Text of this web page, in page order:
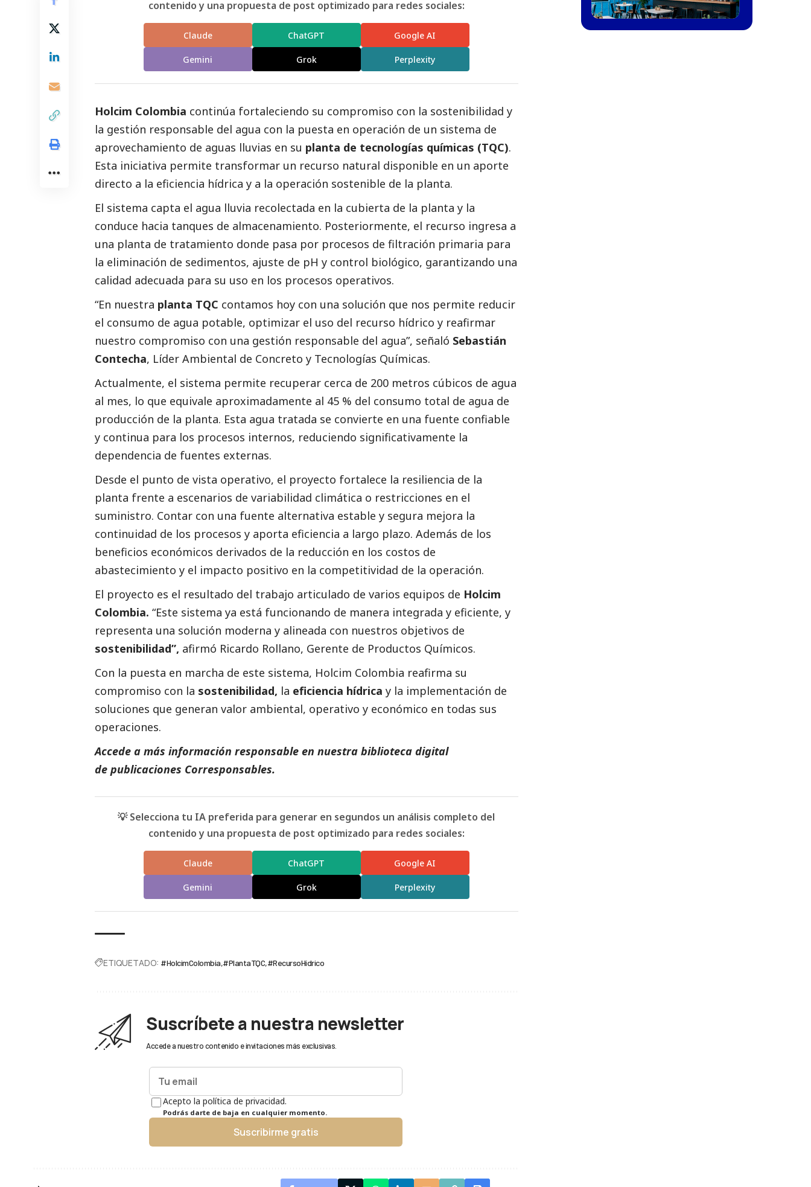
contenido y una propuesta de post optimizado para redes sociales:
Claude ChatGPT Google AI
Gemini Grok Perplexity
Holcim Colombia continúa fortaleciendo su compromiso con la sostenibilidad y
la gestión responsable del agua con la puesta en operación de un sistema de
aprovechamiento de aguas lluvias en su planta de tecnologías químicas (TQC).
Esta iniciativa permite transformar un recurso natural disponible en un aporte
directo a la eficiencia hídrica y a la operación sostenible de la planta.
El sistema capta el agua lluvia recolectada en la cubierta de la planta y la
conduce hacia tanques de almacenamiento. Posteriormente, el recurso ingresa a
una planta de tratamiento donde pasa por procesos de filtración primaria para
la eliminación de sedimentos, ajuste de pH y control biológico, garantizando una
calidad adecuada para su uso en los procesos operativos.
“En nuestra planta TQC contamos hoy con una solución que nos permite reducir
el consumo de agua potable, optimizar el uso del recurso hídrico y reafirmar
nuestro compromiso con una gestión responsable del agua”, señaló Sebastián
Contecha, Líder Ambiental de Concreto y Tecnologías Químicas.
Actualmente, el sistema permite recuperar cerca de 200 metros cúbicos de agua
al mes, lo que equivale aproximadamente al 45 % del consumo total de agua de
producción de la planta. Esta agua tratada se convierte en una fuente confiable
y continua para los procesos internos, reduciendo significativamente la
dependencia de fuentes externas.
Desde el punto de vista operativo, el proyecto fortalece la resiliencia de la
planta frente a escenarios de variabilidad climática o restricciones en el
suministro. Contar con una fuente alternativa estable y segura mejora la
continuidad de los procesos y aporta eficiencia a largo plazo. Además de los
beneficios económicos derivados de la reducción en los costos de
abastecimiento y el impacto positivo en la competitividad de la operación.
El proyecto es el resultado del trabajo articulado de varios equipos de Holcim
Colombia. “Este sistema ya está funcionando de manera integrada y eficiente, y
representa una solución moderna y alineada con nuestros objetivos de
sostenibilidad”, afirmó Ricardo Rollano, Gerente de Productos Químicos.
Con la puesta en marcha de este sistema, Holcim Colombia reafirma su
compromiso con la sostenibilidad, la eficiencia hídrica y la implementación de
soluciones que generan valor ambiental, operativo y económico en todas sus
operaciones.
Accede a más información responsable en nuestra biblioteca digital
de publicaciones Corresponsables.
💡 Selecciona tu IA preferida para generar en segundos un análisis completo del
contenido y una propuesta de post optimizado para redes sociales:
Claude ChatGPT Google AI
Gemini Grok Perplexity
ETIQUETADO: #HolcimColombia #PlantaTQC #RecursoHídrico
Suscríbete a nuestra newsletter
Accede a nuestro contenido e invitaciones más exclusivas.
Acepto la política de privacidad.
Podrás darte de baja en cualquier momento.
Suscribirme gratis